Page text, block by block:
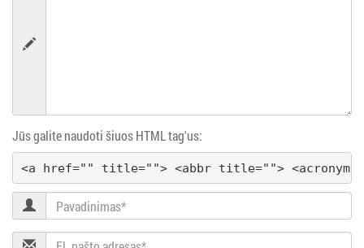
a
i
g
a
c
Jūs galite naudoti šiuos HTML tag'us:
<a href="" title=""> <abbr title=""> <acronym
Pavadinimas
El.